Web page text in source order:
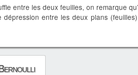
entre les deux feuilles, on remarque
dépression entre les deux plans